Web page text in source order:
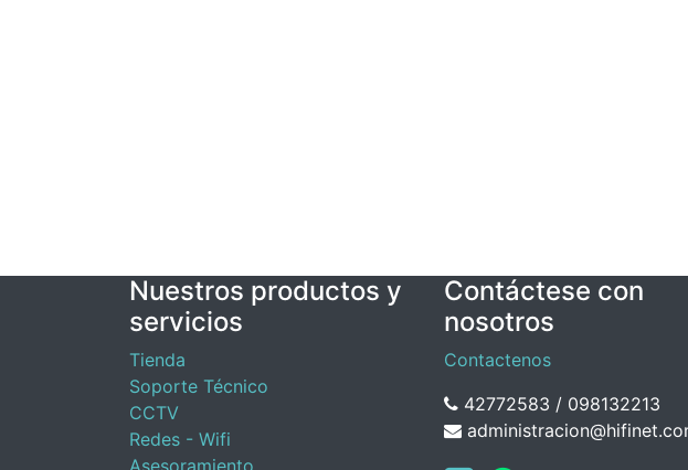
Nuestros productos y
servicios
Tienda
Soporte Técnico
CCTV
Redes - Wifi
Asesoramiento
Contáctese con
nosotros
Contactenos
42772583 / 098132213